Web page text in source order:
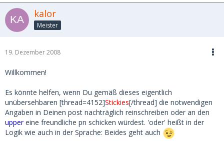
kalor
Meister
19. Dezember 2008
Willkommen!
Es könnte helfen, wenn Du gemäß dieses eigentlich
unübersehbaren [thread=4152]Stickies[/thread] die notwendigen
Angaben in Deinen post nachträglich reinschreiben oder an den
uppereine freundliche pn schicken würdest. 'oder' heißt in der
Logik wie auch in der Sprache: Beides geht auch